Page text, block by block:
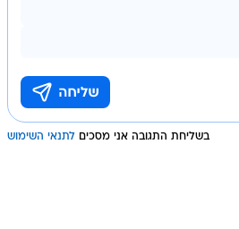
בשליחת התגובה אני מסכים לתנאי השימוש